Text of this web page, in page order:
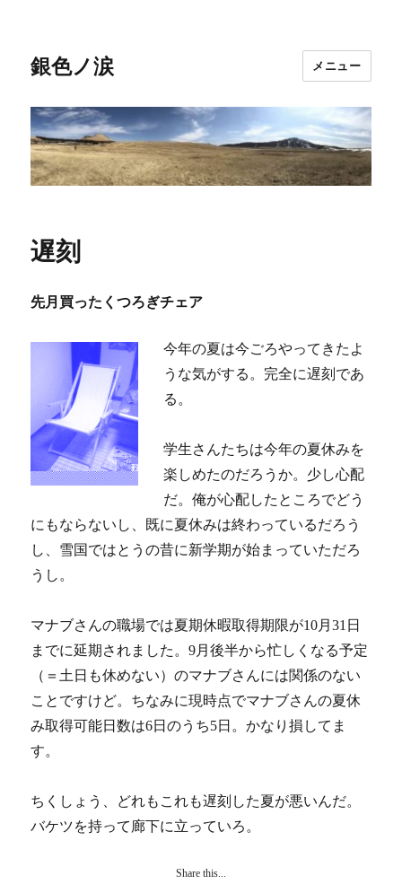
銀色ノ涙 メニュー
遅刻
先月買ったくつろぎチェア
今年の夏は今ごろやってきたよ
うな気がする。完全に遅刻であ
る。
学生さんたちは今年の夏休みを
楽しめたのだろうか。少し心配
だ。俺が心配したところでどう
にもならないし、既に夏休みは終わっているだろう
し、雪国ではとうの昔に新学期が始まっていただろ
うし。
マナブさんの職場では夏期休暇取得期限が10月31日
までに延期されました。9月後半から忙しくなる予定
（＝土日も休めない）のマナブさんには関係のない
ことですけど。ちなみに現時点でマナブさんの夏休
み取得可能日数は6日のうち5日。かなり損してま
す。
ちくしょう、どれもこれも遅刻した夏が悪いんだ。
バケツを持って廊下に立っていろ。
Share this...